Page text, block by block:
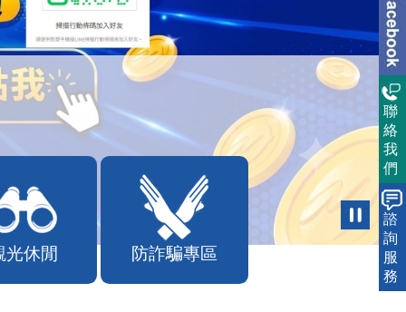
光休閒 防詐騙專區
聯
絡
我
們
諮
詢
服
務